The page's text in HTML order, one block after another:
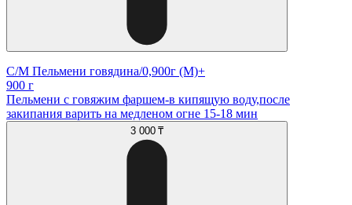
С/М Пельмени говядина/0,900г (М)+
900 г
Пельмени с говяжим фаршем-в кипящую воду,после
закипания варить на медленом огне 15-18 мин
3 000 ₸